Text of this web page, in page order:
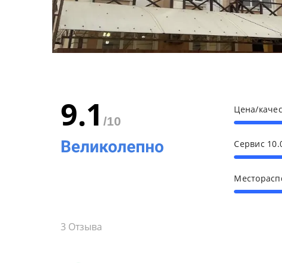
9.1 /10
Цена/
Сервис
3 Отзыва